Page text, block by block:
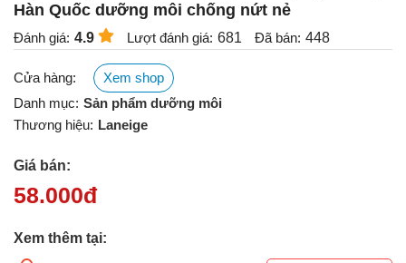
Hàn Quốc dưỡng môi chống nứt nẻ
Đánh giá: 4.9 Lượt đánh giá: 681 Đã bán: 448
Cửa hàng:
Xem shop
Danh mục: Sản phẩm dưỡng môi
Thương hiệu: Laneige
Giá bán:
58.000đ
Xem thêm tại: